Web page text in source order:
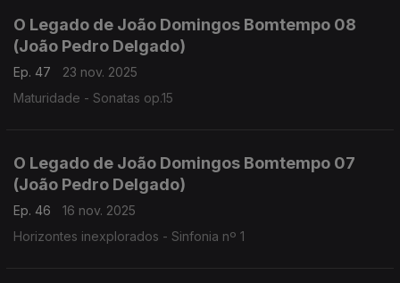
O Legado de João Domingos Bomtempo 08
(João Pedro Delgado)
Ep. 47
23 nov. 2025
Maturidade - Sonatas op.15
O Legado de João Domingos Bomtempo 07
(João Pedro Delgado)
Ep. 46
16 nov. 2025
Horizontes inexplorados - Sinfonia nº 1